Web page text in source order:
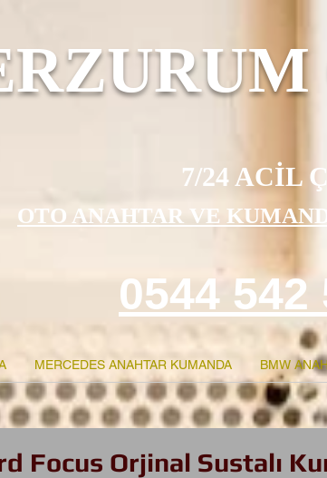
7/24 ACİL
OTO ANAHTAR VE
0544 542
MERCEDES ANAHTAR KUMANDA BMW
Focus Orjinal Sustalı